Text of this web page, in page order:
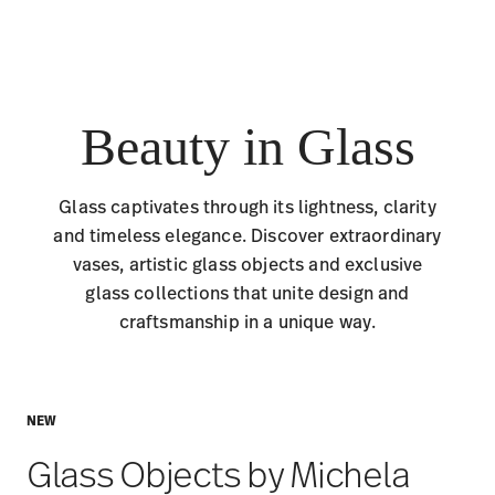
Beauty in Glass
Glass captivates through its lightness, clarity
and timeless elegance. Discover extraordinary
vases, artistic glass objects and exclusive
glass collections that unite design and
craftsmanship in a unique way.
NEW
Glass Objects by Michela